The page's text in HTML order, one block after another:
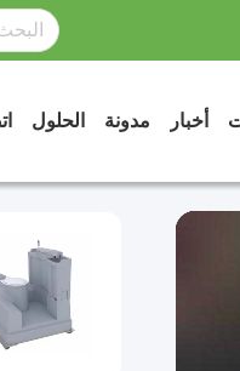
أخبار مدونة الحلول